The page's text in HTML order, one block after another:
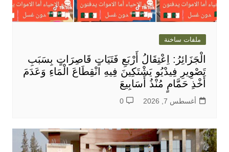
ملفات ساخنة
الْجَزَائِرُ: اِعْتِقَالُ أَرْبَعِ فَتَيَاتٍ قَاصِرَاتٍ بِسَبَبِ
تَصْوِيرِ فِيدْيُو يَشْتَكِينَ فِيهِ انْقِطَاعَ الْمَاءِ وَعَدَمَ
أَخْذِ حَمَّامٍ مُنْذُ أَسَابِيعَ
أغسطس 7, 2026 0